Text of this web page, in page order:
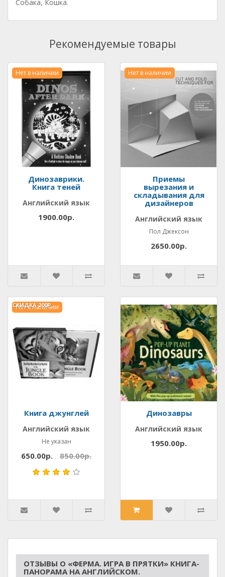
Собака, Кошка.
Рекомендуемые товары
Нет в наличии
Динозаврики.
Книга теней
Английский язык
1900.00р.
Нет в наличии
Приемы
вырезания и
складывания для
дизайнеров
Английский язык
Пол Джексон
2650.00р.
Нет в наличии
Книга джунглей
Английский язык
Не указан
СКИДКА200Р.
650.00р. 850.00р.
Динозавры
Английский язык
1950.00р.
ОТЗЫВЫ О «ФЕРМА. ИГРА В ПРЯТКИ» КНИГА-
ПАНОРАМА НА АНГЛИЙСКОМ.